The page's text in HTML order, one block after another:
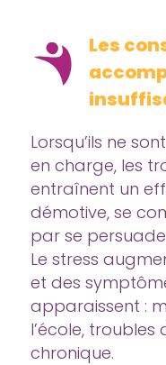
Les
Lorsqu’ils ne
en charge, les
entraînent un
démotive, se
par se
Le stress
et des
apparaissent :
l’école,
chronique.